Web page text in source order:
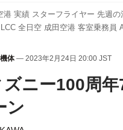
港 実績 スターフライヤー 先週の
LCC 全日空 成田空港 客室乗務員
ボーイング 航空貨物 福岡空港
機体— 2023年2月24日 20:00 JST
ニー100周年
ン